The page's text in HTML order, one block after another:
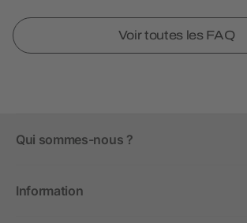
Voir toutes les FAQ
Qui sommes-nous ?
Information